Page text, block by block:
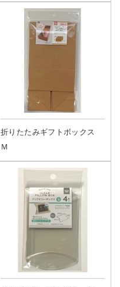
折りたたみギフトボックス
Ｍ